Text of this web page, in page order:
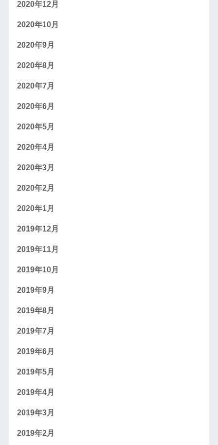
2020年12月
2020年10月
2020年9月
2020年8月
2020年7月
2020年6月
2020年5月
2020年4月
2020年3月
2020年2月
2020年1月
2019年12月
2019年11月
2019年10月
2019年9月
2019年8月
2019年7月
2019年6月
2019年5月
2019年4月
2019年3月
2019年2月